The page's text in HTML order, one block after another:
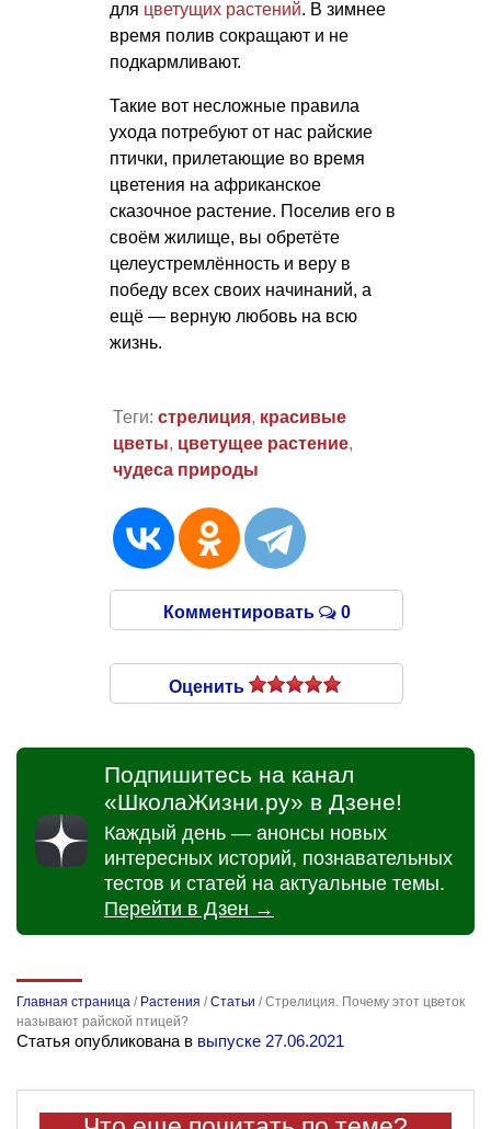
для цветущих растений. В зимнее
время полив сокращают и не
подкармливают.
Такие вот несложные правила
ухода потребуют от нас райские
птички, прилетающие во время
цветения на африканское
сказочное растение. Поселив его в
своём жилище, вы обретёте
целеустремлённость и веру в
победу всех своих начинаний, а
ещё — верную любовь на всю
жизнь.
Теги: стрелиция, красивые
цветы, цветущее растение,
чудеса природы
Комментировать 0
Оценить
Подпишитесь на канал
«ШколаЖизни.ру» в Дзене!
Каждый день — анонсы новых
интересных историй, познавательных
тестов и статей на актуальные темы.
Перейти в Дзен →
Главная страница / Растения /Статьи /Стрелиция. Почему этот цветок
называют райской птицей?
Статья опубликована в выпуске 27.06.2021